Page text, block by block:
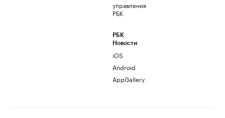
управления
РБК
РБК
Новости
iOS
Android
AppGallery